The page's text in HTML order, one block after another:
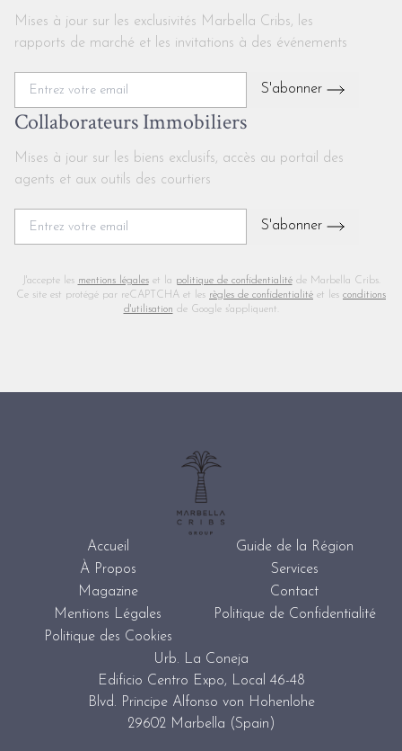
Mises à jour sur les exclusivités Marbella Cribs, les
rapports de marché et les invitations à des événements
S'abonner
Collaborateurs Immobiliers
Mises à jour sur les biens exclusifs, accès au portail des
agents et aux outils des courtiers
S'abonner
J'accepte les mentions légaleset la politique de confidentialitéde Marbella Cribs.
Ce site est protégé par reCAPTCHA et les règles de confidentialité et les conditions
d'utilisation de Google s'appliquent.
Accueil
Guide de la Région
À Propos
Services
Magazine
Contact
Mentions Légales
Politique de Confidentialité
Politique des Cookies
Urb. La Coneja
Edificio Centro Expo, Local 46-48
Blvd. Principe Alfonso von Hohenlohe
29602 Marbella (Spain)